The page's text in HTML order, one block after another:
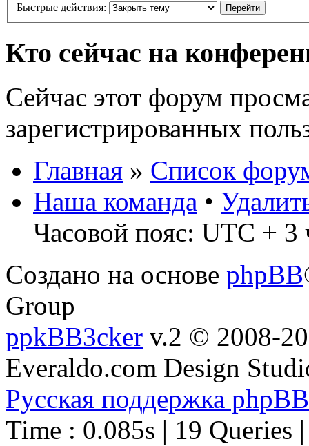
Быстрые действия:
Кто сейчас на
Сейчас этот форум
зарегистрированных
Главная » Список
Наша команда •
Часовой пояс: UTC + 3
Создано на основе phpBB
Group
ppkBB3cker v.2 © 2008-
Everaldo.com Design
Русская поддержка phpBB
Time : 0.085s | 19 Queries